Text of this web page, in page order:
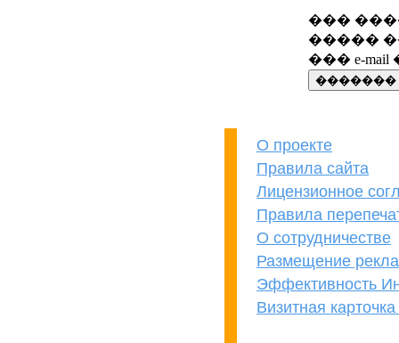
���
�����
��� e-
О проекте
Правила сайта
Лицензионное
Правила
О сотрудничестве
Размещение
Эффективность
Визитная